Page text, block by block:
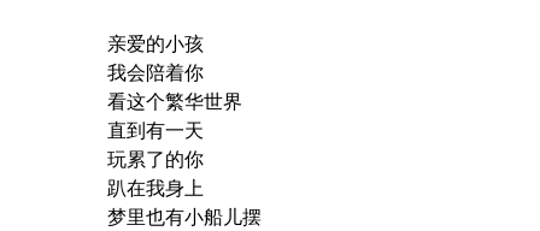
亲爱的小孩
我会陪着你
看这个繁华世界
直到有一天
玩累了的你
趴在我身上
梦里也有小船儿摆